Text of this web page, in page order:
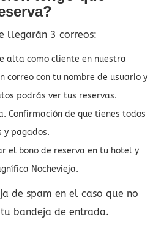
llegarán 3 correos:
alta como cliente en nuestra
correo con tu nombre de usuario y
podrás ver tus reservas.
Confirmación de que tienes todos
y pagados.
el bono de reserva en tu hotel y
Nochevieja.
de spam en el caso que no
bandeja de entrada.